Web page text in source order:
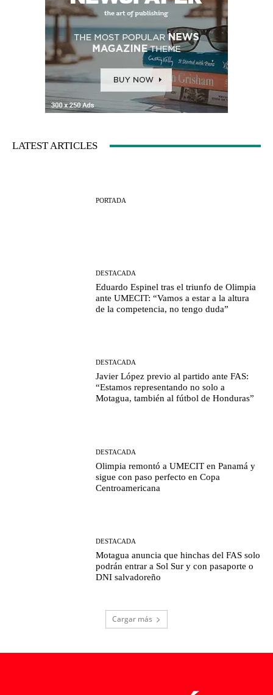
LATEST ARTICLES
PORTADA
DESTACADA
Eduardo Espinel tras el triunfo de Olimpia
ante UMECIT: “Vamos a estar a la altura
de la competencia, no tengo duda”
DESTACADA
Javier López previo al partido ante FAS:
“Estamos representando no solo a
Motagua, también al fútbol de Honduras”
DESTACADA
Olimpia remontó a UMECIT en Panamá y
sigue con paso perfecto en Copa
Centroamericana
DESTACADA
Motagua anuncia que hinchas del FAS solo
podrán entrar a Sol Sur y con pasaporte o
DNI salvadoreño
Cargar más